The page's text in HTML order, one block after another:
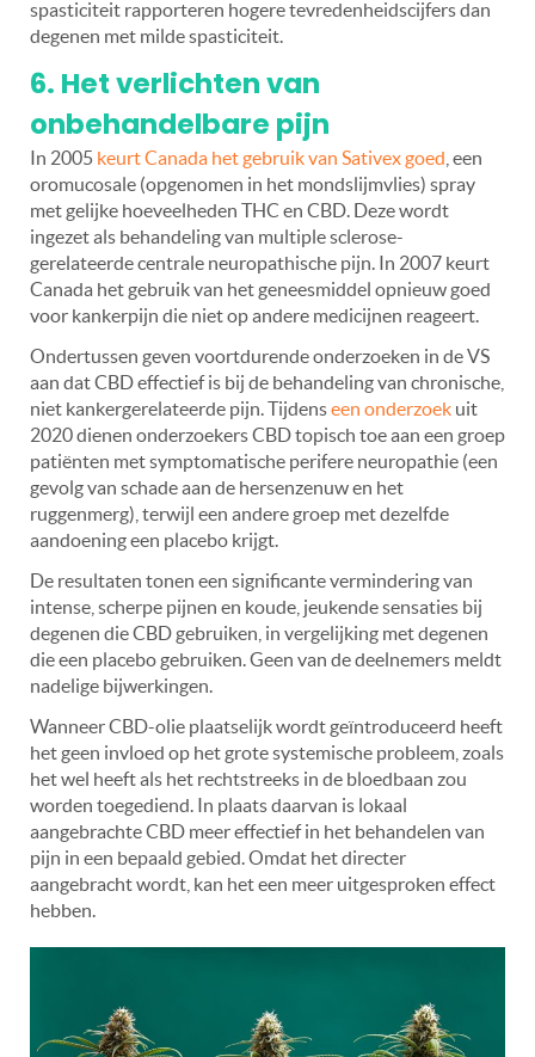
spasticiteit rapporteren hogere tevredenheidscijfers dan
degenen met milde spasticiteit.
6. Het verlichten van
onbehandelbare pijn
In 2005 keurt Canada het gebruik van Sativex goed , een
oromucosale (opgenomen in het mondslijmvlies) spray
met gelijke hoeveelheden THC en CBD. Deze wordt
ingezet als behandeling van multiple sclerose-
gerelateerde centrale neuropathische pijn. In 2007 keurt
Canada het gebruik van het geneesmiddel opnieuw goed
voor kankerpijn die niet op andere medicijnen reageert.
Ondertussen geven voortdurende onderzoeken in de VS
aan dat CBD effectief is bij de behandeling van chronische,
niet kankergerelateerde pijn. Tijdenseen onderzoek uit
2020 dienen onderzoekers CBD topisch toe aan een groep
patiënten met symptomatische perifere neuropathie (een
gevolg van schade aan de hersenzenuw en het
ruggenmerg), terwijl een andere groep met dezelfde
aandoening een placebo krijgt.
De resultaten tonen een significante vermindering van
intense, scherpe pijnen en koude, jeukende sensaties bij
degenen die CBD gebruiken, in vergelijking met degenen
die een placebo gebruiken. Geen van de deelnemers meldt
nadelige bijwerkingen.
Wanneer CBD-olie plaatselijk wordt geïntroduceerd heeft
het geen invloed op het grote systemische probleem, zoals
het wel heeft als het rechtstreeks in de bloedbaan zou
worden toegediend. In plaats daarvan is lokaal
aangebrachte CBD meer effectief in het behandelen van
pijn in een bepaald gebied. Omdat het directer
aangebracht wordt, kan het een meer uitgesproken effect
hebben.